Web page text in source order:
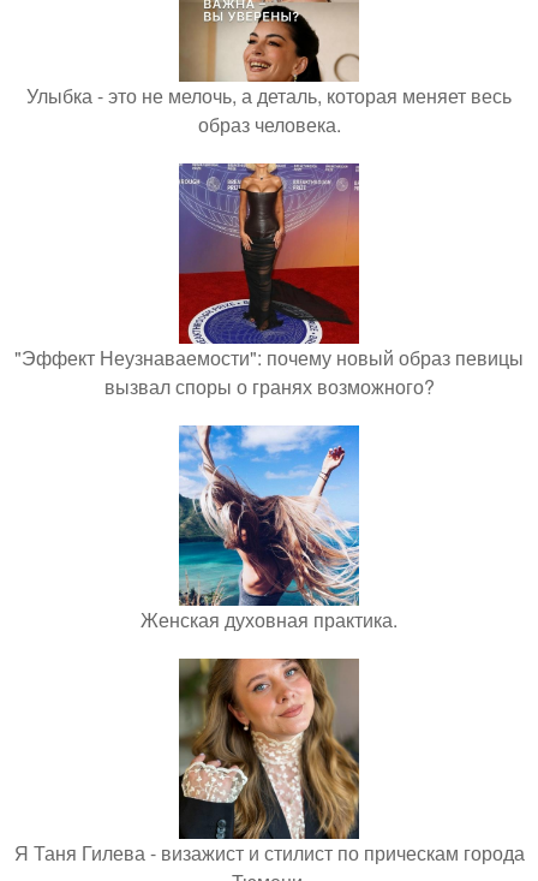
Улыбка - это не мелочь, а деталь, которая меняет весь
образ человека.
"Эффект Неузнаваемости": почему новый образ певицы
вызвал споры о гранях возможного?
Женская духовная практика.
Я Таня Гилева - визажист и стилист по прическам города